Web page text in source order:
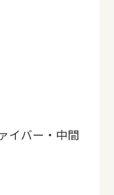
イバー・中間